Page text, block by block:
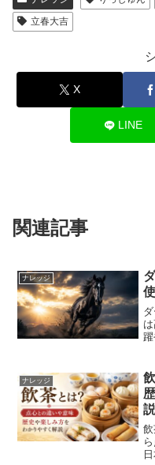
立春大吉
X
LINE
関連記事
ナレッジ
躍
ナレッジ